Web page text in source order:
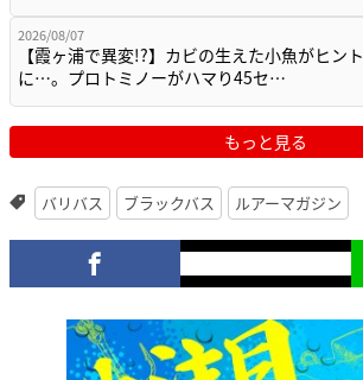
2026/08/07
【霞ヶ浦で異変!?】カビの生えた小魚がヒント
に…。プロトミノーがハマり45セ…
もっと見る
バリバス ブラックバス ルアーマガジン